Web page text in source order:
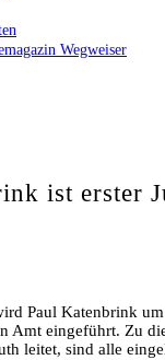
Wegweiser
ist erster
Paul Katenbrink
Amt eingeführt. Zu
leitet, sind alle